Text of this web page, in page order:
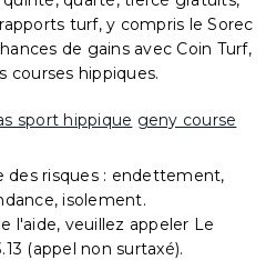
turf, y compris le Sorec
de gains avec Coin Turf,
courses hippiques.
sport hippique geny course
des risques : endettement,
isolement.
l'aide, veuillez appeler Le
(appel non surtaxé).